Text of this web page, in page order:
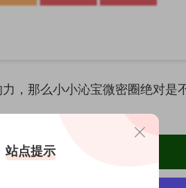
，那么小小沁宝微密圈绝对是
便收藏！
站点提示